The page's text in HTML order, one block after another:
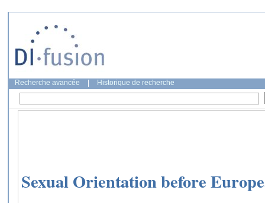
Recherche avancée Historique de recherche
Sexual Orientation before